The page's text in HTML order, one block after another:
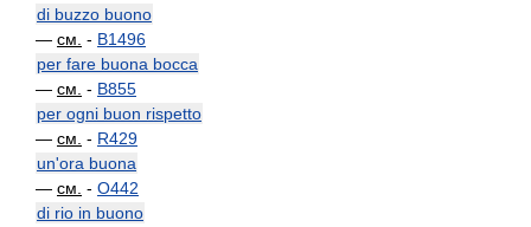
di buzzo buono
— см. - B1496
per fare buona bocca
— см. - B855
per ogni buon rispetto
— см. - R429
un'ora buona
— см. - O442
di rio in buono